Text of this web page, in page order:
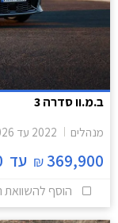
ב.מ.וו סדרה 3
מנהלים 2022 עד
369,900
₪ עד
הוסף להשוואת